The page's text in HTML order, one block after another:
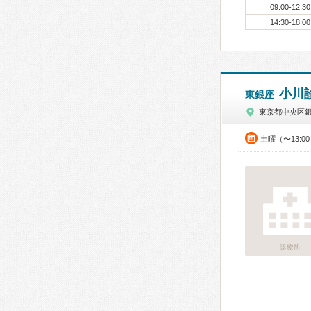
09:00-12:30
14:30-18:00
東銀座 小川
東京都中央区
土曜（〜13:00
診療所